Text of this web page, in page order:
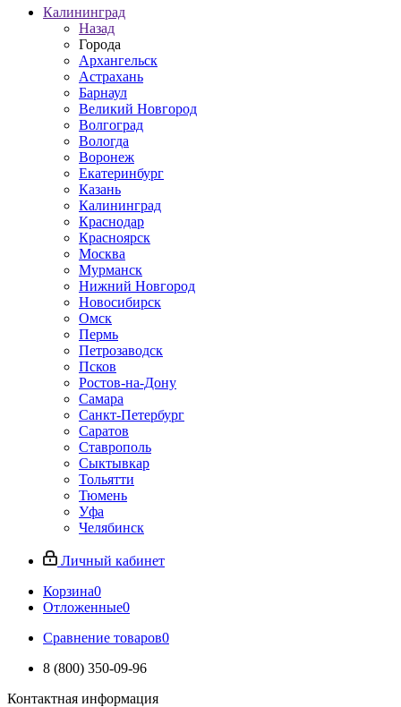
Калининград
Назад
Города
Архангельск
Астрахань
Барнаул
Великий Новгород
Волгоград
Вологда
Воронеж
Екатеринбург
Казань
Калининград
Краснодар
Красноярск
Москва
Мурманск
Нижний Новгород
Новосибирск
Омск
Пермь
Петрозаводск
Псков
Ростов-на-Дону
Самара
Санкт-Петербург
Саратов
Ставрополь
Сыктывкар
Тольятти
Тюмень
Уфа
Челябинск
Личный кабинет
Корзина0
Отложенные0
Сравнение товаров0
8 (800) 350-09-96
Контактная информация